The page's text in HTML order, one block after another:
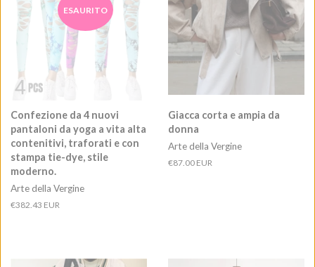
ESAURITO
Confezione da 4 nuovi
pantaloni da yoga a vita alta
contenitivi, traforati e con
stampa tie-dye, stile
moderno.
Arte della Vergine
Prezzo
€382.43 EUR
Giacca corta e ampia da
donna
Arte della Vergine
Prezzo
€87.00 EUR